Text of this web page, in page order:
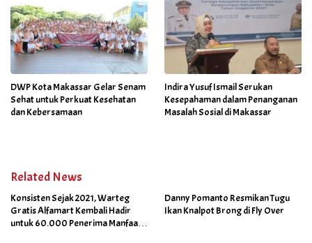
DWP Kota Makassar Gelar Senam
Sehat untuk Perkuat Kesehatan
dan Kebersamaan
Indira Yusuf Ismail Serukan
Kesepahaman dalam Penanganan
Masalah Sosial di Makassar
Related News
Konsisten Sejak 2021, Warteg
Gratis Alfamart Kembali Hadir
untuk 60.000 Penerima Manfaat
Danny Pomanto Resmikan Tugu
Ikan Knalpot Brong di Fly Over